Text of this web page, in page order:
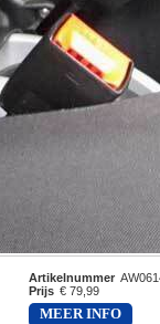
Artikelnummer
Prijs € 79,99
MEER INFO